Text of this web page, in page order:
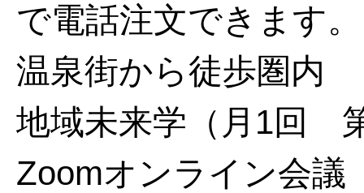
で電話注文できます
温泉街から徒歩圏内
地域未来学（月1回
Zoomオンライン会議